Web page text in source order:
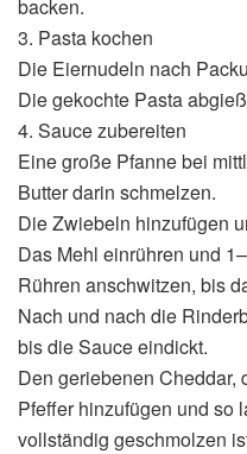
backen.
3. Pasta kochen
Die Eiernudeln nach
Die gekochte Pasta
4. Sauce zubereiten
Eine große Pfanne bei
Butter darin schmelzen.
Die Zwiebeln hinzufügen
Das Mehl einrühren und
Rühren anschwitzen, bis
Nach und nach die
bis die Sauce eindickt.
Den geriebenen Cheddar,
Pfeffer hinzufügen und so
vollständig geschmolzen